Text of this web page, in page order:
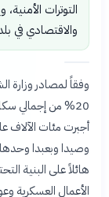
التوترات
والاقتصادي في
وفقاً لمصادر وزارة
20% من إجمالي
أجبرت مئات الآلاف
هائلاً على البنية